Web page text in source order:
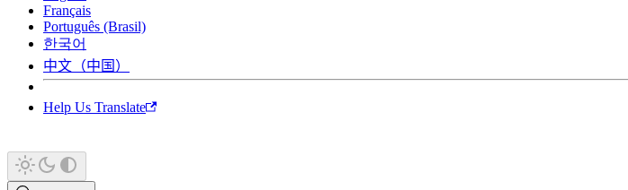
Français
Português (Brasil)
한국어
中文（中国）
Help Us Translate